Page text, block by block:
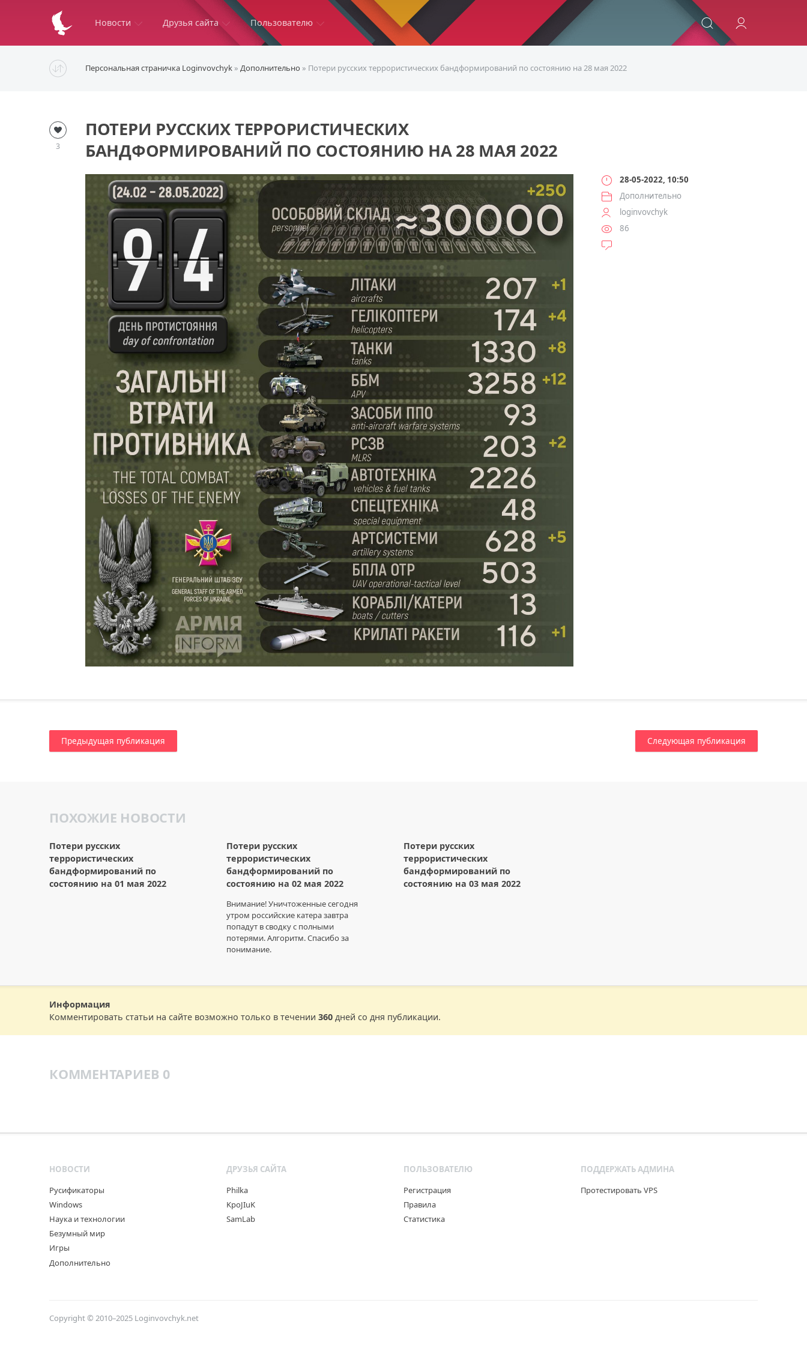
ИСКАТЬ
Новости Друзья сайта Пользователю
Персональная страничка Loginvovchyk » Дополнительно » Потери русских террористических бандформирований по состоянию на 28 мая 2022
ПОТЕРИ РУССКИХ ТЕРРОРИСТИЧЕСКИХ
БАНДФОРМИРОВАНИЙ ПО СОСТОЯНИЮ НА 28 МАЯ 2022
28-05-2022, 10:50
Дополнительно
loginvovchyk
86
3
Предыдущая публикация Следующая публикация
ПОХОЖИЕ НОВОСТИ
Потери русских
террористических
бандформирований по
состоянию на 01 мая 2022
Потери русских
террористических
бандформирований по
состоянию на 02 мая 2022
Внимание! Уничтоженные сегодня
утром российские катера завтра
попадут в сводку с полными
потерями. Алгоритм. Спасибо за
понимание.
Потери русских
террористических
бандформирований по
состоянию на 03 мая 2022
Информация
Комментировать статьи на сайте возможно только в течении 360 дней со дня публикации.
КОММЕНТАРИЕВ 0
НОВОСТИ
Русификаторы
Windows
Наука и технологии
Безумный мир
Игры
Дополнительно
ДРУЗЬЯ САЙТА
Philka
KpoJIuK
SamLab
ПОЛЬЗОВАТЕЛЮ
Регистрация
Правила
Статистика
ПОДДЕРЖАТЬ АДМИНА
Протестировать VPS
Copyright © 2010–2025 Loginvovchyk.net